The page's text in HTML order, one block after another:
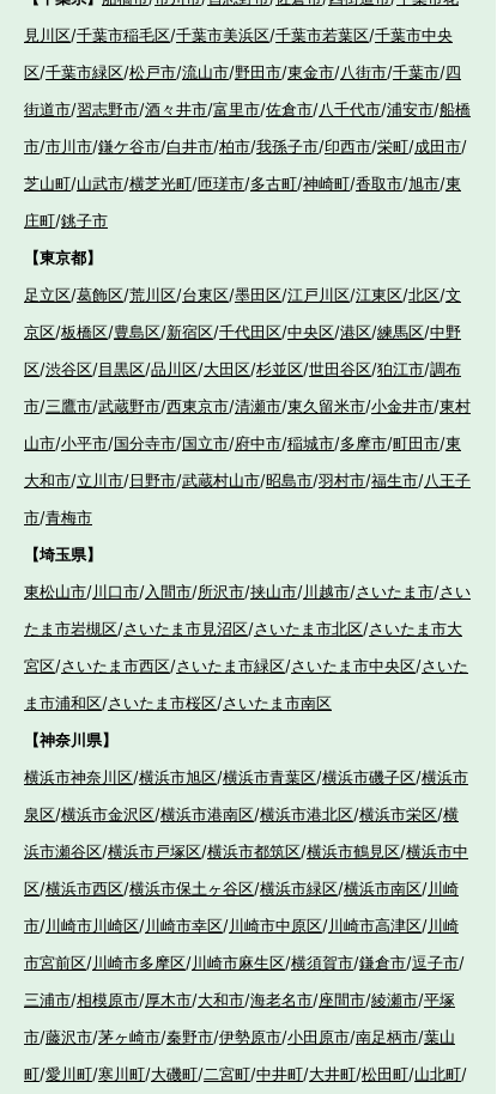
見川区/千葉市稲毛区/千葉市美浜区/千葉市若葉区/千葉市中央
区/千葉市緑区/松戸市/流山市/野田市/東金市/八街市/千葉市/四
街道市/習志野市/酒々井市/富里市/佐倉市/八千代市/浦安市/船橋
市/市川市/鎌ケ谷市/白井市/柏市/我孫子市/印西市/栄町/成田市/
芝山町/山武市/横芝光町/匝瑳市/多古町/神崎町/香取市/旭市/東
庄町/銚子市
【東京都】
足立区/葛飾区/荒川区/台東区/墨田区/江戸川区/江東区/北区/文
京区/板橋区/豊島区/新宿区/千代田区/中央区/港区/練馬区/中野
区/渋谷区/目黒区/品川区/大田区/杉並区/世田谷区/狛江市/調布
市/三鷹市/武蔵野市/西東京市/清瀬市/東久留米市/小金井市/東村
山市/小平市/国分寺市/国立市/府中市/稲城市/多摩市/町田市/東
大和市/立川市/日野市/武蔵村山市/昭島市/羽村市/福生市/八王子
市/青梅市
【埼玉県】
東松山市/川口市/入間市/所沢市/挟山市/川越市/さいたま市/さい
たま市岩槻区/さいたま市見沼区/さいたま市北区/さいたま市大
宮区/さいたま市西区/さいたま市緑区/さいたま市中央区/さいた
ま市浦和区/さいたま市桜区/さいたま市南区
【神奈川県】
横浜市神奈川区/横浜市旭区/横浜市青葉区/横浜市磯子区/横浜市
泉区/横浜市金沢区/横浜市港南区/横浜市港北区/横浜市栄区/横
浜市瀬谷区/横浜市戸塚区/横浜市都筑区/横浜市鶴見区/横浜市中
区/横浜市西区/横浜市保土ヶ谷区/横浜市緑区/横浜市南区/川崎
市/川崎市川崎区/川崎市幸区/川崎市中原区/川崎市高津区/川崎
市宮前区/川崎市多摩区/川崎市麻生区/横須賀市/鎌倉市/逗子市/
三浦市/相模原市/厚木市/大和市/海老名市/座間市/綾瀬市/平塚
市/藤沢市/茅ヶ崎市/秦野市/伊勢原市/小田原市/南足柄市/葉山
町/愛川町/寒川町/大磯町/二宮町/中井町/大井町/松田町/山北町/